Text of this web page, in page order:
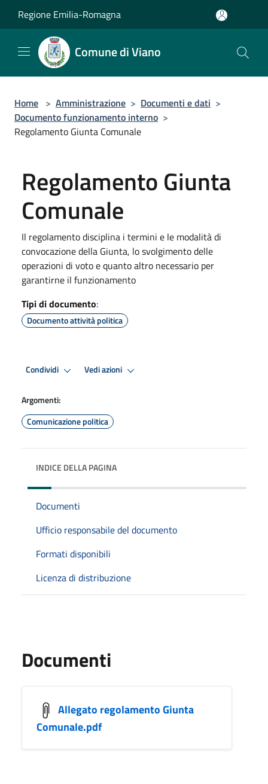
Regione Emilia-Romagna
Comune di Viano
Home > Amministrazione > Documenti e dati >
Documento funzionamento interno >
Regolamento Giunta Comunale
Regolamento Giunta
Comunale
Il regolamento disciplina i termini e le modalità di
convocazione della Giunta, lo svolgimento delle
operazioni di voto e quanto altro necessario per
garantirne il funzionamento
Tipi di documento:
Documento attività politica
Condividi Vedi azioni
Argomenti:
Comunicazione politica
INDICE DELLA PAGINA
Documenti
Ufficio responsabile del documento
Formati disponibili
Licenza di distribuzione
Documenti
Allegato regolamento Giunta
Comunale.pdf